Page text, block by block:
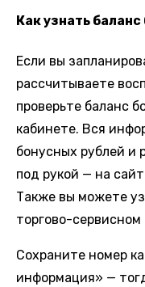
Как узнать
Если вы
рассчитываете
проверьте баланс
кабинете. Вся
бонусных рублей и
под рукой — на
Также вы можете
торгово-
Сохраните номер
информация» —